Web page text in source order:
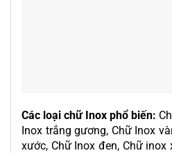
Các loại chữ Inox phổ biến:
Inox trắng gương, Chữ Inox
xước, Chữ Inox đen, Chữ inox